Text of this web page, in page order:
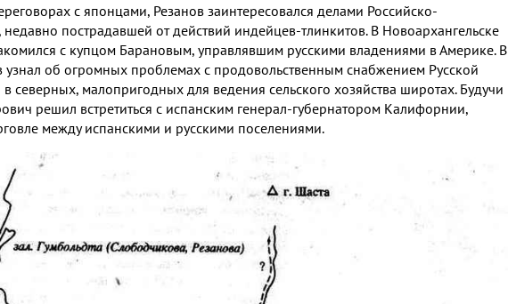
с японцами, Резанов заинтересовался делами Российско-
, недавно пострадавшей от действий индейцев-тлинкитов. В Новоархангельске
с купцом Барановым, управлявшим русскими владениями в Америке. В
узнал об огромных проблемах с продовольственным снабжением Русской
в северных, малопригодных для ведения сельского хозяйства широтах. Будучи
решил встретиться с испанским генерал-губернатором Калифорнии,
между испанскими и русскими поселениями.